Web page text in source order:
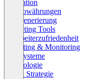
Innovation
Kryptowährungen
Leadgenerierung
Marketing Tools
Mitarbeiterzufriedenheit
Reporting & Monitoring
Shopsysteme
Technologie
Tiktok Strategie